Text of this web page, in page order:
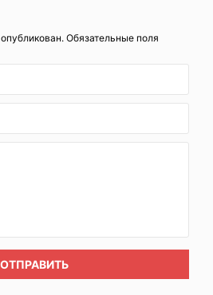
Обязательные поля
ОТПРАВИТЬ